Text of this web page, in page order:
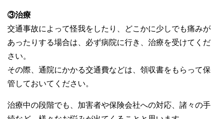
③治療
交通事故によって怪我をしたり、どこかに少しでも痛みが
あったりする場合は、必ず病院に行き、治療を受けてくだ
さい。
その際、通院にかかる交通費などは、領収書をもらって保
管しておいてください。
治療中の段階でも、加害者や保険会社への対応、諸々の手